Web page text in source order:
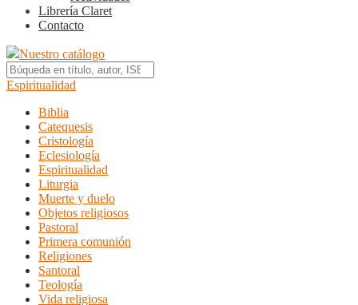
Librería Claret
Contacto
Nuestro catálogo
Espiritualidad
Biblia
Catequesis
Cristología
Eclesiología
Espiritualidad
Liturgia
Muerte y duelo
Objetos religiosos
Pastoral
Primera comunión
Religiones
Santoral
Teología
Vida religiosa